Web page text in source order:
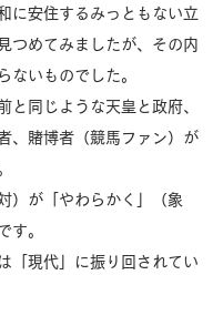
に安住するみっともない立
つめてみましたが、その内
ないものでした。
と同じような天皇と政府、
、賭博者（競馬ファン）が
）が「やわらかく」（象
す。
「現代」に振り回されてい